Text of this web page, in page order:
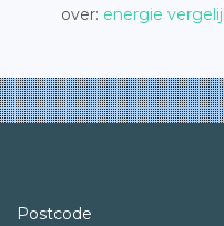
over: energie
Postcode